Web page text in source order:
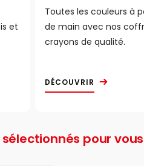
et
Toutes les couleurs à
de main avec nos
crayons de qualité.
DÉCOUVRIR
sélectionnés pour vous